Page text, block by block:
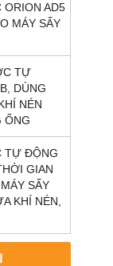
ORION AD5
MÁY SẤY
TỰ
DÙNG
NÉN
ỐNG
TỰ ĐỘNG
GIAN
SẤY
KHÍ NÉN,